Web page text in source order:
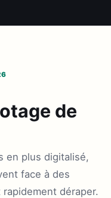
de
en plus digitalisé,
face à des
déraper.